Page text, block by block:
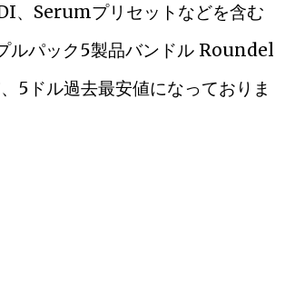
、Serumプリセットなどを含む
ルパック5製品バンドル Roundel
ドル過去最安値になっておりま